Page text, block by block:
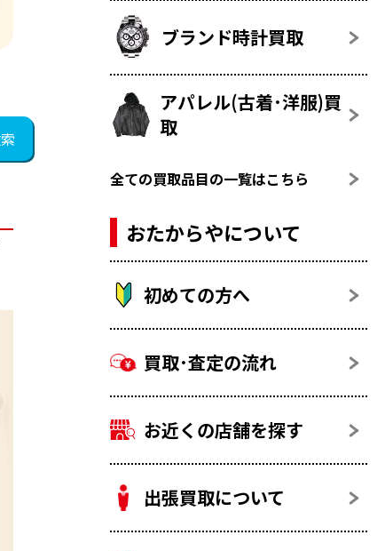
ブランド時計買取
アパレル(古着･洋服)買
取
全ての買取品目の一覧はこちら
おたからやについて
初めての方へ
買取･査定の流れ
お近くの店舗を探す
出張買取について